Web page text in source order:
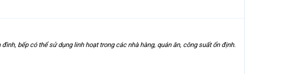
bếp có thể sử dụng linh hoạt trong các nhà hàng, quán ăn, công suất ổn định.